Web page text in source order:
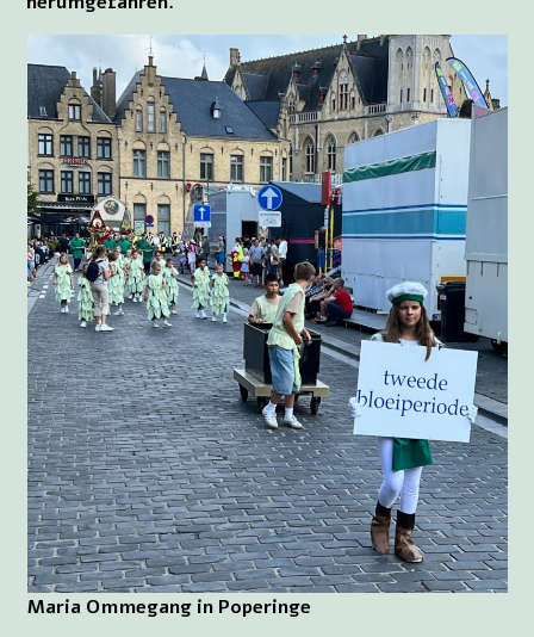
Maria Ommegang in Poperinge